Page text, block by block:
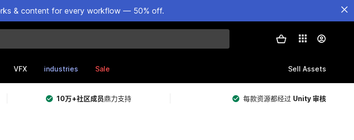
& content for every workflow — 50% off.
VFX industries Sale Sell Assets
10万+社区成员鼎力支持 每款资源都经过 Unity 审核